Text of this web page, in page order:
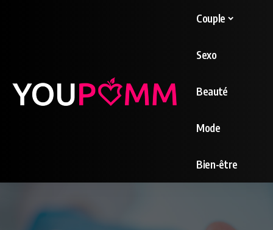
Couple
Sexo
Beauté
Mode
Bien-être